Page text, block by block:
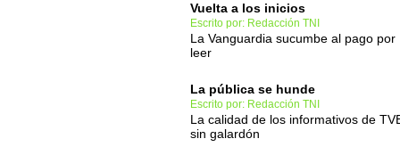
Vuelta a los inicios
Escrito por: Redacción TNI
La Vanguardia sucumbe al pago por
leer
La pública se hunde
Escrito por: Redacción TNI
La calidad de los informativos de
sin galardón